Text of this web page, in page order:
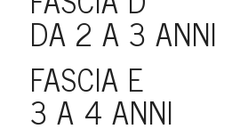
DA 2 A 3 ANNI
FASCIA
3 A 4 ANNI